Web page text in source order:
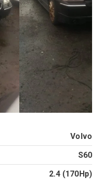
Volvo
S60
2.4 (170Hp)